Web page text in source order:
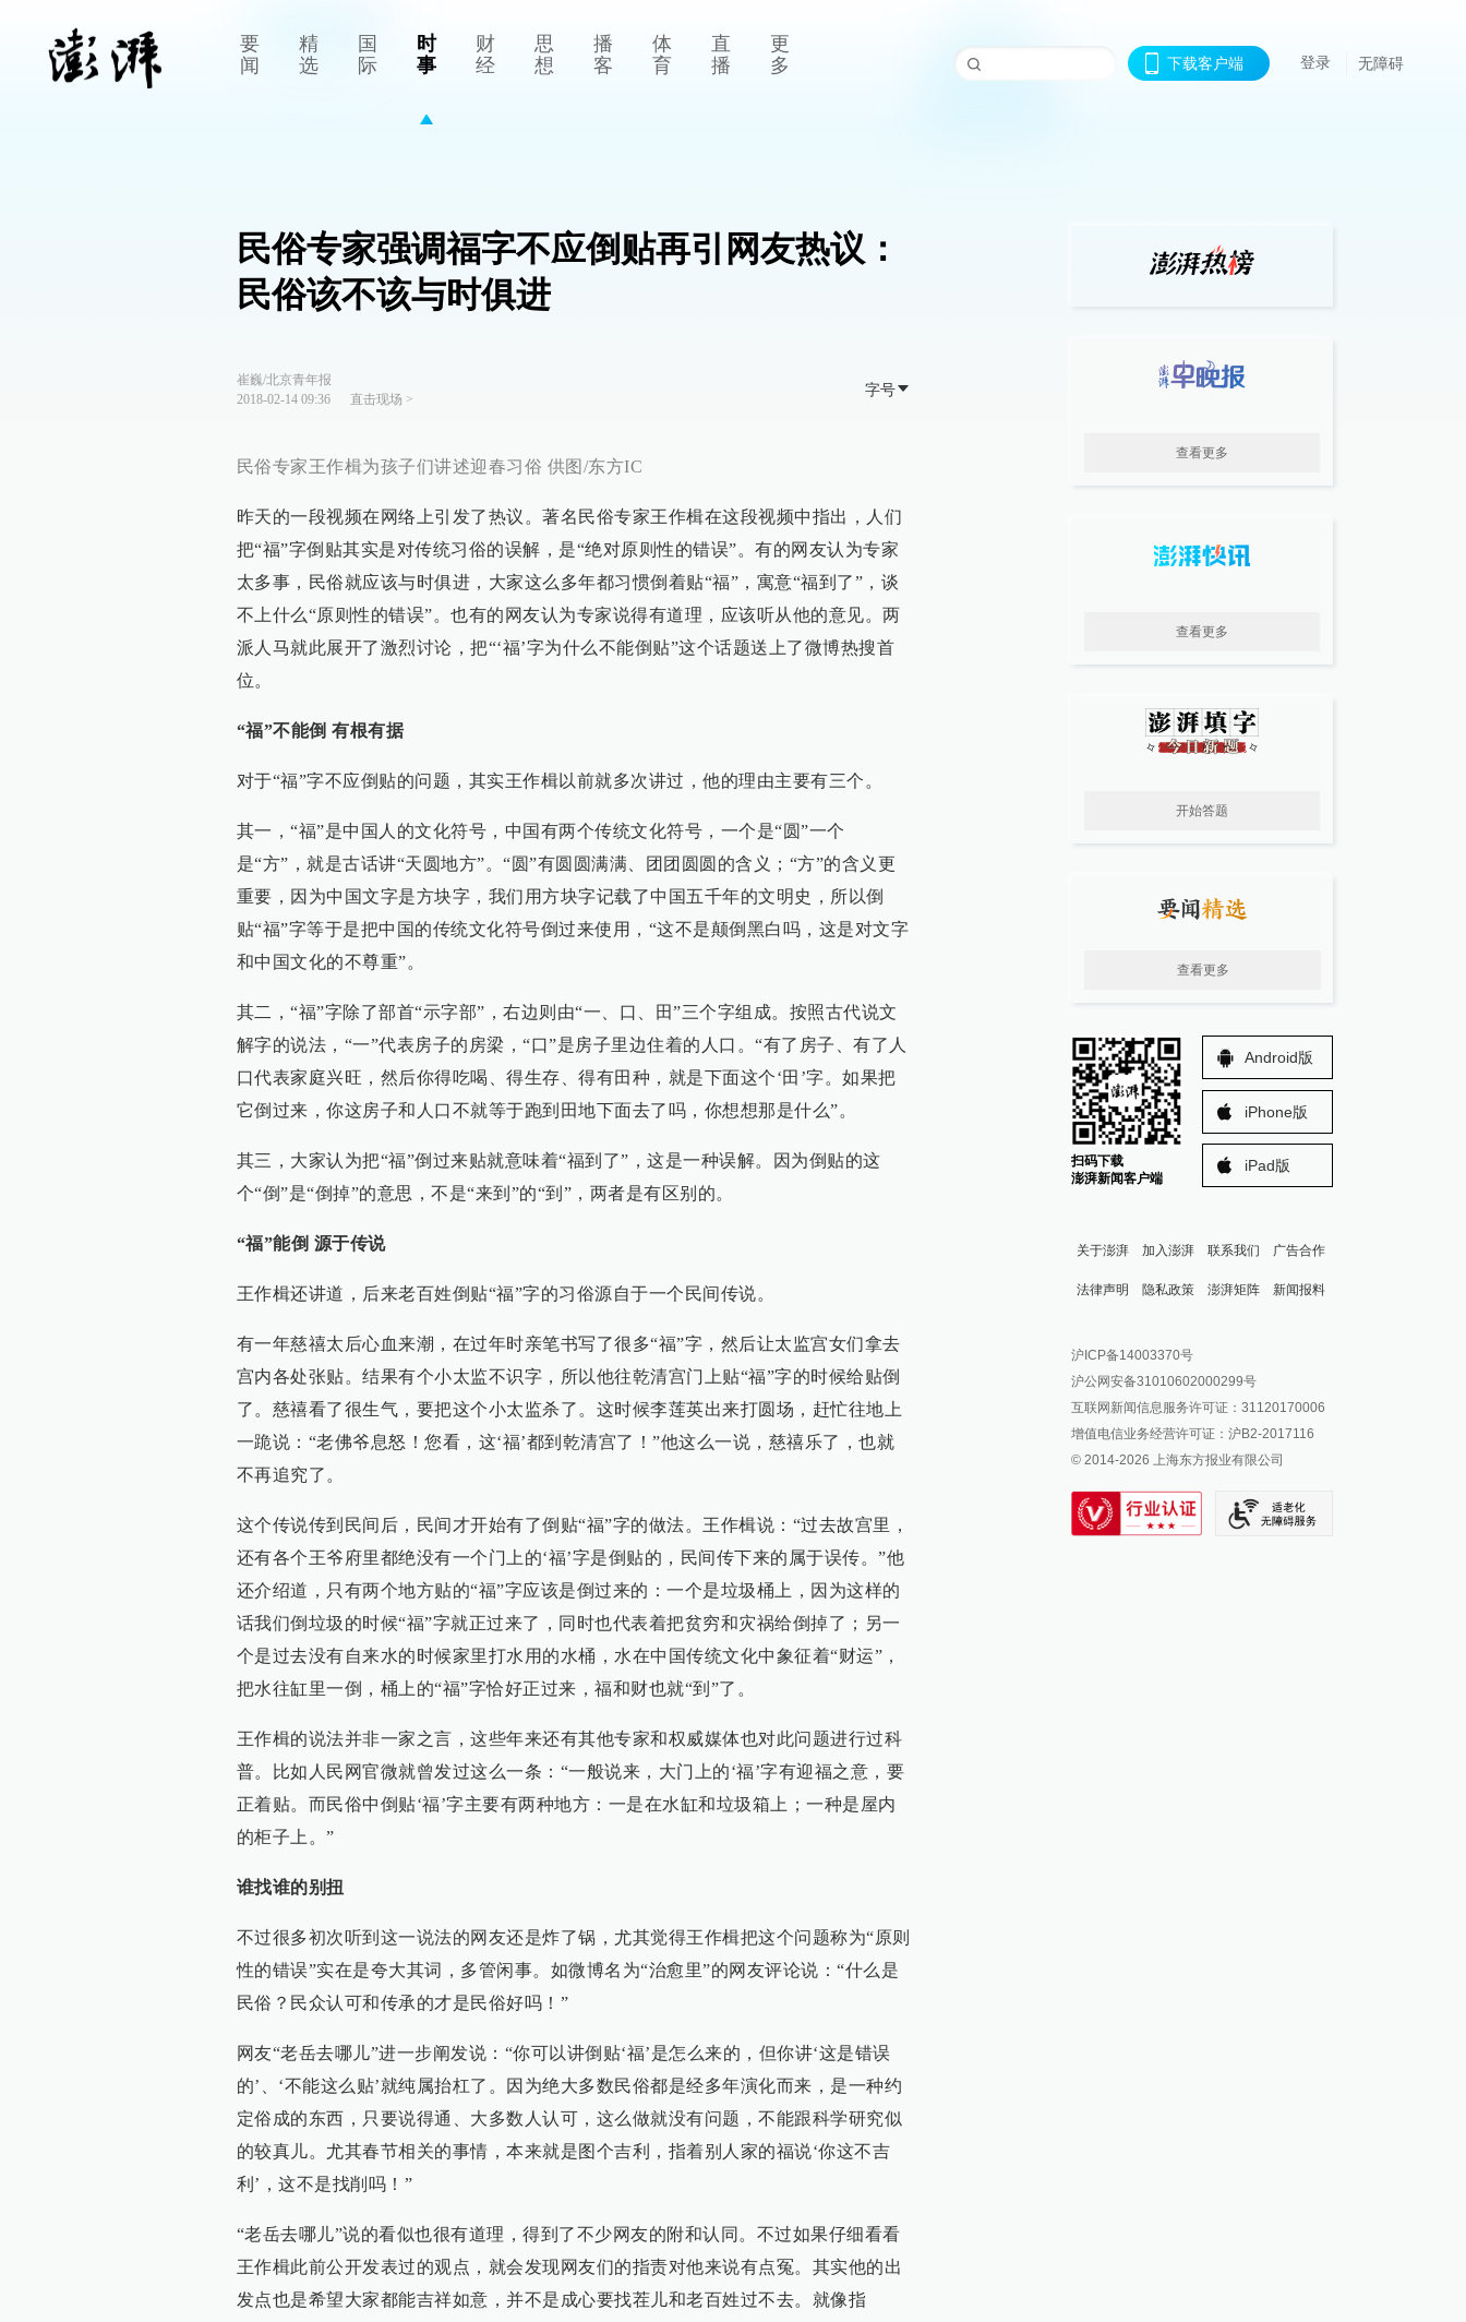
要
闻
精
选
国
际
时
事
财
经
思
想
播
客
体
育
直
播
更
多
下载客户端 登录 无障碍
民俗专家强调福字不应倒贴再引网友热议：
民俗该不该与时俱进
崔巍/北京青年报
2018-02-14 09:36
直击现场 >
字号
民俗专家王作楫为孩子们讲述迎春习俗 供图/东方IC
昨天的一段视频在网络上引发了热议。著名民俗专家王作楫在这段视频中指出，人们
把“福”字倒贴其实是对传统习俗的误解，是“绝对原则性的错误”。有的网友认为专家
太多事，民俗就应该与时俱进，大家这么多年都习惯倒着贴“福”，寓意“福到了”，谈
不上什么“原则性的错误”。也有的网友认为专家说得有道理，应该听从他的意见。两
派人马就此展开了激烈讨论，把“‘福’字为什么不能倒贴”这个话题送上了微博热搜首
位。
“福”不能倒 有根有据
对于“福”字不应倒贴的问题，其实王作楫以前就多次讲过，他的理由主要有三个。
其一，“福”是中国人的文化符号，中国有两个传统文化符号，一个是“圆”一个
是“方”，就是古话讲“天圆地方”。“圆”有圆圆满满、团团圆圆的含义；“方”的含义更
重要，因为中国文字是方块字，我们用方块字记载了中国五千年的文明史，所以倒
贴“福”字等于是把中国的传统文化符号倒过来使用，“这不是颠倒黑白吗，这是对文字
和中国文化的不尊重”。
其二，“福”字除了部首“示字部”，右边则由“一、口、田”三个字组成。按照古代说文
解字的说法，“一”代表房子的房梁，“口”是房子里边住着的人口。“有了房子、有了人
口代表家庭兴旺，然后你得吃喝、得生存、得有田种，就是下面这个‘田’字。如果把
它倒过来，你这房子和人口不就等于跑到田地下面去了吗，你想想那是什么”。
其三，大家认为把“福”倒过来贴就意味着“福到了”，这是一种误解。因为倒贴的这
个“倒”是“倒掉”的意思，不是“来到”的“到”，两者是有区别的。
“福”能倒 源于传说
王作楫还讲道，后来老百姓倒贴“福”字的习俗源自于一个民间传说。
有一年慈禧太后心血来潮，在过年时亲笔书写了很多“福”字，然后让太监宫女们拿去
宫内各处张贴。结果有个小太监不识字，所以他往乾清宫门上贴“福”字的时候给贴倒
了。慈禧看了很生气，要把这个小太监杀了。这时候李莲英出来打圆场，赶忙往地上
一跪说：“老佛爷息怒！您看，这‘福’都到乾清宫了！”他这么一说，慈禧乐了，也就
不再追究了。
这个传说传到民间后，民间才开始有了倒贴“福”字的做法。王作楫说：“过去故宫里，
还有各个王爷府里都绝没有一个门上的‘福’字是倒贴的，民间传下来的属于误传。”他
还介绍道，只有两个地方贴的“福”字应该是倒过来的：一个是垃圾桶上，因为这样的
话我们倒垃圾的时候“福”字就正过来了，同时也代表着把贫穷和灾祸给倒掉了；另一
个是过去没有自来水的时候家里打水用的水桶，水在中国传统文化中象征着“财运”，
把水往缸里一倒，桶上的“福”字恰好正过来，福和财也就“到”了。
王作楫的说法并非一家之言，这些年来还有其他专家和权威媒体也对此问题进行过科
普。比如人民网官微就曾发过这么一条：“一般说来，大门上的‘福’字有迎福之意，要
正着贴。而民俗中倒贴‘福’字主要有两种地方：一是在水缸和垃圾箱上；一种是屋内
的柜子上。”
谁找谁的别扭
不过很多初次听到这一说法的网友还是炸了锅，尤其觉得王作楫把这个问题称为“原则
性的错误”实在是夸大其词，多管闲事。如微博名为“治愈里”的网友评论说：“什么是
民俗？民众认可和传承的才是民俗好吗！”
网友“老岳去哪儿”进一步阐发说：“你可以讲倒贴‘福’是怎么来的，但你讲‘这是错误
的’、‘不能这么贴’就纯属抬杠了。因为绝大多数民俗都是经多年演化而来，是一种约
定俗成的东西，只要说得通、大多数人认可，这么做就没有问题，不能跟科学研究似
的较真儿。尤其春节相关的事情，本来就是图个吉利，指着别人家的福说‘你这不吉
利’，这不是找削吗！”
“老岳去哪儿”说的看似也很有道理，得到了不少网友的附和认同。不过如果仔细看看
王作楫此前公开发表过的观点，就会发现网友们的指责对他来说有点冤。其实他的出
发点也是希望大家都能吉祥如意，并不是成心要找茬儿和老百姓过不去。就像指
查看更多
查看更多
开始答题
查看更多
扫码下载
澎湃新闻客户端
Android版
iPhone版
iPad版
关于澎湃 加入澎湃 联系我们 广告合作
法律声明 隐私政策 澎湃矩阵
澎湃新闻公众号
澎湃新闻抖音号
派生万物开放平台
IP SHANGHAI
SIXTH TONE
新闻报料
报料邮箱: news@thepaper.cn
沪ICP备14003370号
沪公网安备31010602000299号
互联网新闻信息服务许可证：31120170006
增值电信业务经营许可证：沪B2-2017116
© 2014-2026 上海东方报业有限公司